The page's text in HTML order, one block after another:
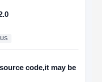
code,it may be